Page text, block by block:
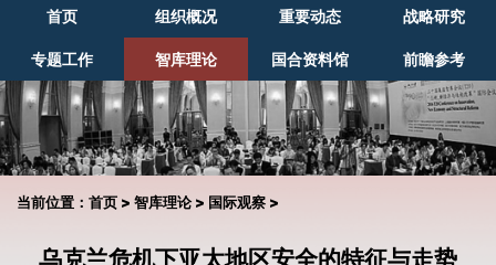
首页 组织概况 重要动态 战略研究
专题工作 智库理论 国合资料馆 前瞻参考
当前位置： 首页 > 智库理论> 国际观察 >
乌克兰危机下亚太地区安全的特征与走势